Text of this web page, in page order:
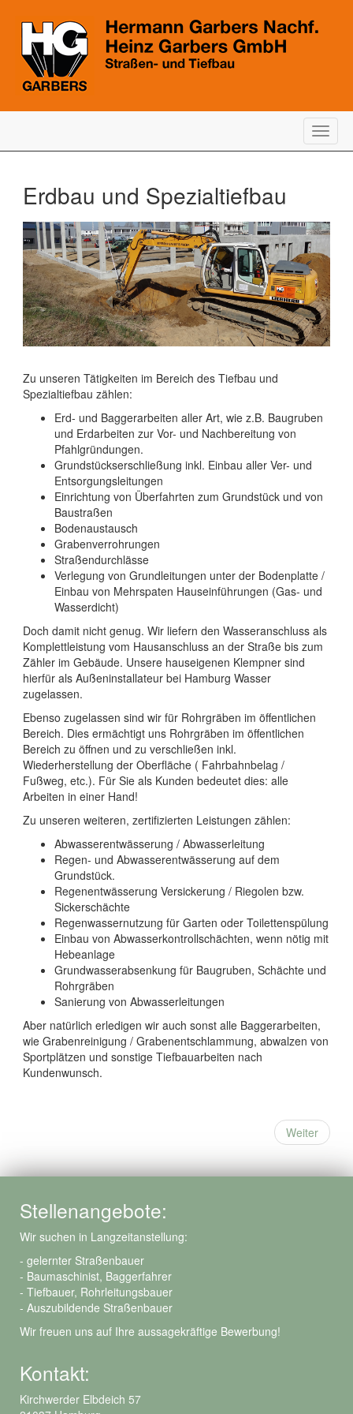
Erdbau und Spezialtiefbau
Zu unseren Tätigkeiten im Bereich des Tiefbau und
Spezialtiefbau zählen:
Erd- und Baggerarbeiten aller Art, wie z.B. Baugruben
und Erdarbeiten zur Vor- und Nachbereitung von
Pfahlgründungen.
Grundstückserschließung inkl. Einbau aller Ver- und
Entsorgungsleitungen
Einrichtung von Überfahrten zum Grundstück und von
Baustraßen
Bodenaustausch
Grabenverrohrungen
Straßendurchlässe
Verlegung von Grundleitungen unter der Bodenplatte /
Einbau von Mehrspaten Hauseinführungen (Gas- und
Wasserdicht)
Doch damit nicht genug. Wir liefern den Wasseranschluss als
Komplettleistung vom Hausanschluss an der Straße bis zum
Zähler im Gebäude. Unsere hauseigenen Klempner sind
hierfür als Außeninstallateur bei Hamburg Wasser
zugelassen.
Ebenso zugelassen sind wir für Rohrgräben im öffentlichen
Bereich. Dies ermächtigt uns Rohrgräben im öffentlichen
Bereich zu öffnen und zu verschließen inkl.
Wiederherstellung der Oberfläche ( Fahrbahnbelag /
Fußweg, etc.). Für Sie als Kunden bedeutet dies: alle
Arbeiten in einer Hand!
Zu unseren weiteren, zertifizierten Leistungen zählen:
Abwasserentwässerung / Abwasserleitung
Regen- und Abwasserentwässerung auf dem
Grundstück.
Regenentwässerung Versickerung / Riegolen bzw.
Sickerschächte
Regenwassernutzung für Garten oder Toilettenspülung
Einbau von Abwasserkontrollschächten, wenn nötig mit
Hebeanlage
Grundwasserabsenkung für Baugruben, Schächte und
Rohrgräben
Sanierung von Abwasserleitungen
Aber natürlich erledigen wir auch sonst alle Baggerarbeiten,
wie Grabenreinigung / Grabenentschlammung, abwalzen von
Sportplätzen und sonstige Tiefbauarbeiten nach
Kundenwunsch.
Weiter
Stellenangebote:
Wir suchen in Langzeitanstellung:
- gelernter Straßenbauer
- Baumaschinist, Baggerfahrer
- Tiefbauer, Rohrleitungsbauer
- Auszubildende Straßenbauer
Wir freuen uns auf Ihre aussagekräftige Bewerbung!
Kontakt:
Kirchwerder Elbdeich 57